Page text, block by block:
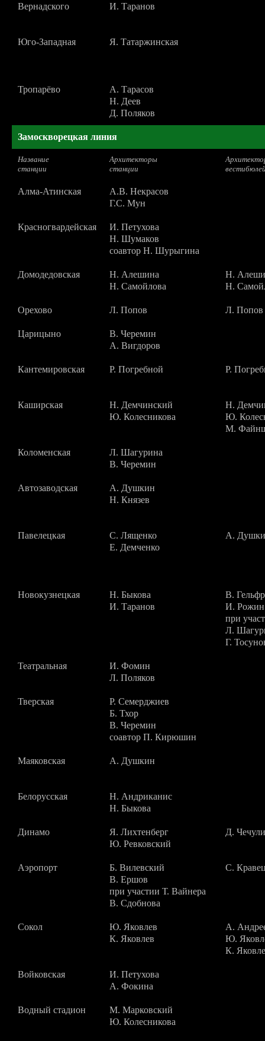
Вернадского
И. Таранов
Юго-Западная Я. Татаржинская
Тропарёво
А. Тарасов
Н. Деев
Д. Поляков
Замоскворецкая линия
Название
станции
Архитекторы
станции
Алма-Атинская
А.В. Некрасов
Г.С. Мун
Красногвардейская
И. Петухова
Н. Шумаков
соавтор Н. Шурыгина
Домодедовская
Н. Алешина
Н. Самойлова
Н.
Н.
Орехово Л. Попов Л. Попов
Царицыно
В. Черемин
А. Вигдоров
Кантемировская Р. Погребной Р.
Каширская
Н. Демчинский
Ю. Колесникова
Н.
Ю.
М.
Коломенская
Л. Шагурина
В. Черемин
Автозаводская
А. Душкин
Н. Князев
Павелецкая
С. Лященко
Е. Демченко
А.
Новокузнецкая
Н. Быкова
И. Таранов
В.
И. Рожин
при
Л.
Г.
Театральная
И. Фомин
Л. Поляков
Тверская
Р. Семерджиев
Б. Тхор
В. Черемин
соавтор П. Кирюшин
Маяковская А. Душкин
Белорусская
Н. Андриканис
Н. Быкова
Динамо
Я. Лихтенберг
Ю. Ревковский
Д.
Аэропорт
Б. Вилевский
В. Ершов
при участии Т. Вайнера
В. Сдобнова
С.
Сокол
Ю. Яковлев
К. Яковлев
А.
Ю.
К.
Войковская
И. Петухова
А. Фокина
Водный стадион
М. Марковский
Ю. Колесникова